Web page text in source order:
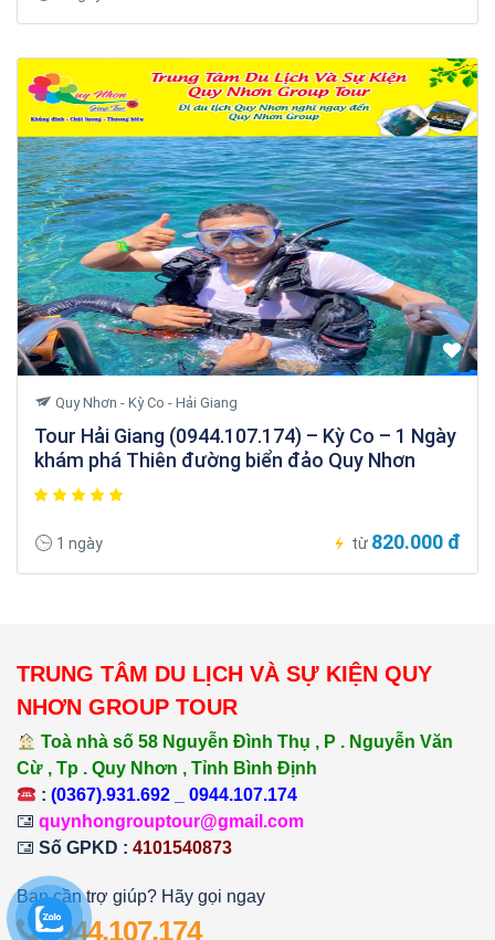
Quy Nhơn - Kỳ Co - Hải Giang
Tour Hải Giang (0944.107.174) – Kỳ Co – 1 Ngày
khám phá Thiên đường biển đảo Quy Nhơn
1 ngày từ 820.000 đ
TRUNG TÂM DU LỊCH VÀ SỰ KIỆN QUY
NHƠN GROUP TOUR
Toà nhà số 58 Nguyễn Đình Thụ , P . Nguyễn Văn
Cừ , Tp . Quy Nhơn , Tỉnh Bình Định
: (0367).931.692 _ 0944.107.174
quynhongrouptour@gmail.com
Số GPKD : 4101540873
Bạn cần trợ giúp? Hãy gọi ngay
0944.107.174